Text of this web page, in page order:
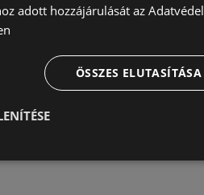
adott hozzájárulását az
ÖSSZES ELUTASÍTÁSA